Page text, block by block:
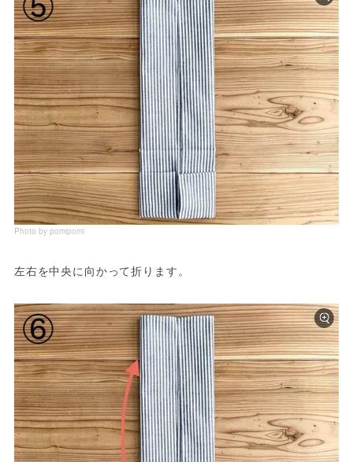
Photo by pomipomi
左右を中央に向かって折ります。